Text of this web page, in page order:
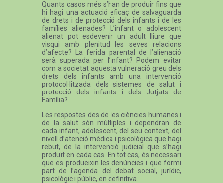
Quants casos més s’han de produir fins que
hi hagi una actuació eficaç de salvaguarda
de drets i de protecció dels infants i de les
famílies alienades? L’infant o adolescent
alienat pot esdevenir un adult lliure que
visqui amb plenitud les seves relacions
d’afecte? La ferida parental de l’alienació
serà superada per l’infant? Podem evitar
com a societat aquesta vulneració greu dels
drets dels infants amb una intervenció
protocol·litzada dels sistemes de salut i
protecció dels infants i dels Jutjats de
Família?
Les respostes des de les ciències humanes i
de la salut són múltiples i dependran de
cada infant, adolescent, del seu context, del
nivell d’atenció mèdica i psicològica que hagi
rebut, de la intervenció judicial que s’hagi
produït en cada cas. En tot cas, és necessari
que es produeixin les denúncies i que formi
part de l’agenda del debat social, jurídic,
psicològic i públic, en definitiva.